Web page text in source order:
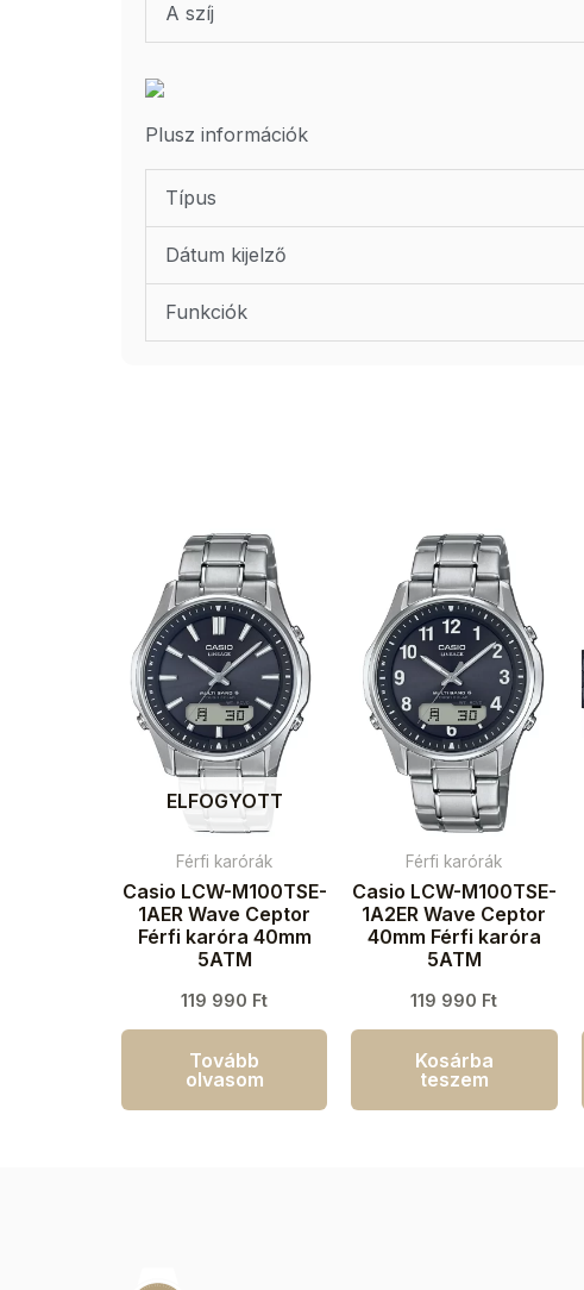
A szíj
Plusz információk
Típus
Dátum kijelző
Funkciók
ELFOGYOTT
Férfi karórák
Casio LCW-M100TSE-
1AER Wave Ceptor
Férfi karóra 40mm
5ATM
119 990 Ft
Tovább
olvasom
Férfi karórák
Casio LCW-M100TSE-
1A2ER Wave Ceptor
40mm Férfi karóra
5ATM
119 990 Ft
Kosárba
teszem